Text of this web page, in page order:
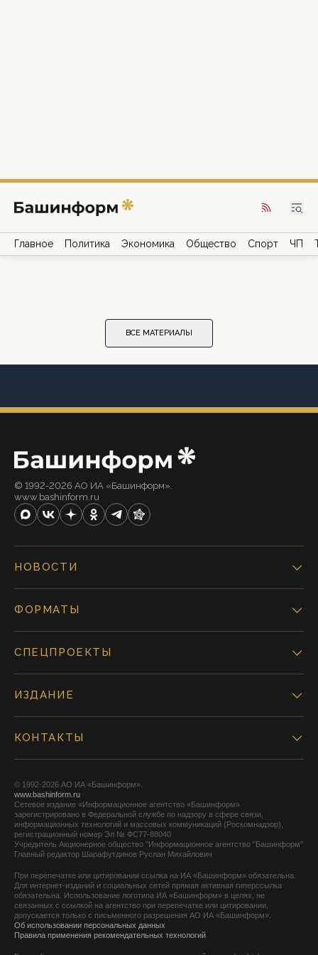
Главное Политика Экономика Общество Спорт ЧП
ВСЕ МАТЕРИАЛЫ
© 1992-2026 АО ИА «Башинформ».
www.bashinform.ru
НОВОСТИ
ФОРМАТЫ
СПЕЦПРОЕКТЫ
ИЗДАНИЕ
КОНТАКТЫ
© 1992-2026 АО ИА «Башинформ».
www.bashinform.ru
Сетевое издание «Информационное агентство «Башинформ»
зарегистрировано в Федеральной службе по надзору в сфере связи,
информационных технологий и массовых коммуникаций (Роскомнадзор),
регистрационный номер Эл № ФС77-88040
Учредитель Акционерное общество "Информационное агентство "Башинформ"
Главный редактор Шарафутдинов Руслан Михайлович
При перепечатке или цитировании ссылка на ИА «Башинформ» обязательна.
Для интернет-изданий и социальных сетей прямая активная гиперссылка
обязательна. Использование логотипа ИА «Башинформ» в целях, не
связанных с ссылкой на агентство при перепечатке или цитировании,
допускается только с письменного разрешения АО ИА «Башинформ».
Об использовании персональных данных
Правила применения рекомендательных технологий